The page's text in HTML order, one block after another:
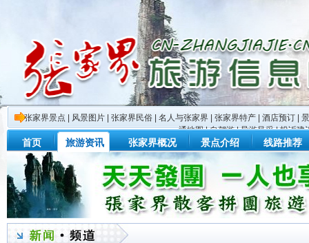
张家界景点 风景图片 张家界民俗 名人与张家界 张家界特产 酒店预订
通地图|自驾游|导游风采|投诉建
首页 旅游资讯 张家界概况 景点介绍 线路推荐